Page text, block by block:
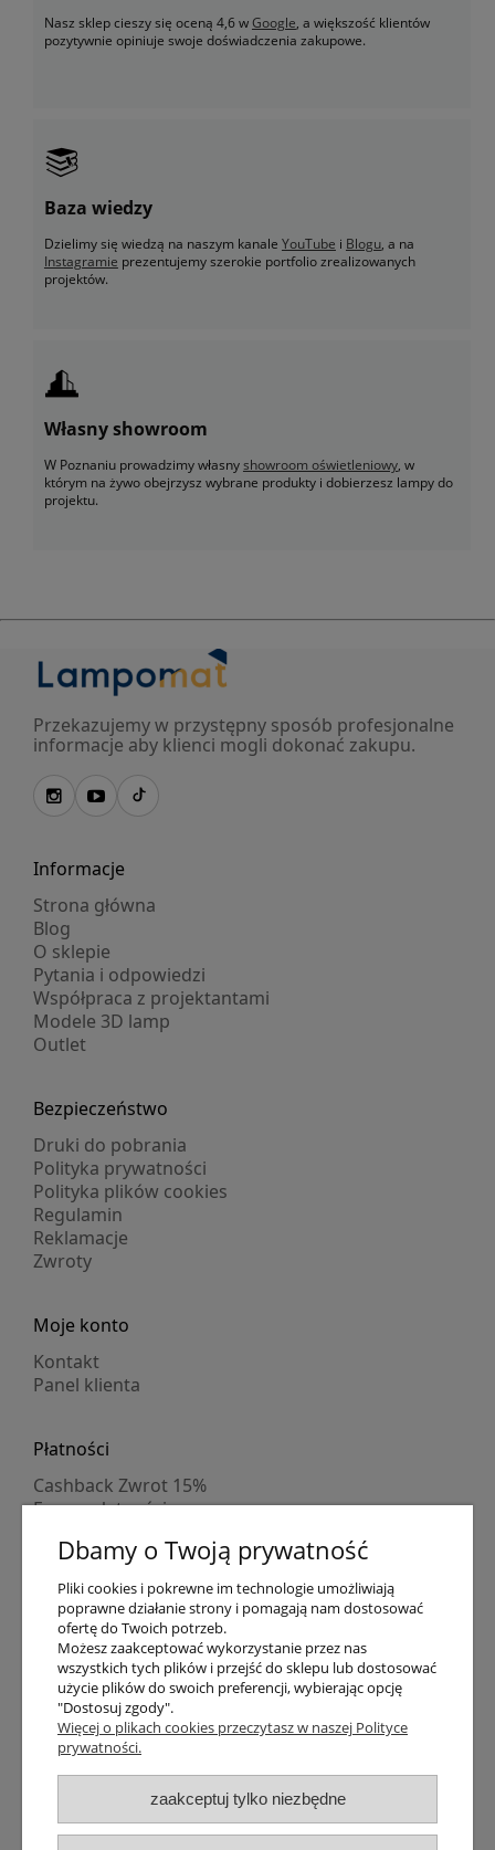
Nasz sklep cieszy się oceną 4,6 wGoogle, a większość klientów
pozytywnie opiniuje swoje doświadczenia zakupowe.
Baza wiedzy
Dzielimy się wiedzą na naszym kanale YouTube i Blogu, a na
Instagramie prezentujemy szerokie portfolio zrealizowanych
projektów.
Własny showroom
W Poznaniu prowadzimy własnyshowroom oświetleniowy, w
którym na żywo obejrzysz wybrane produkty i dobierzesz lampy do
projektu.
Przekazujemy w przystępny sposób profesjonalne
informacje aby klienci mogli dokonać zakupu.
Informacje
Strona główna
Blog
O sklepie
Pytania i odpowiedzi
Współpraca z projektantami
Modele 3D lamp
Outlet
Bezpieczeństwo
Druki do pobrania
Polityka prywatności
Polityka plików cookies
Regulamin
Reklamacje
Zwroty
Moje konto
Kontakt
Panel klienta
Płatności
Cashback Zwrot 15%
Formy płatności
Numer konta
PayPo kupujesz, nie płacisz
Progi rabatowe
Promocje
Dostawa
Czas wysyłki
Dostawa
Śledzenie przesyłki GLS
Śledzenie przesyłki DPD
Shipping abroad
Dbamy o Twoją prywatność
Pliki cookies i pokrewne im technologie umożliwiają
poprawne działanie strony i pomagają nam dostosować
ofertę do Twoich potrzeb.
Możesz zaakceptować wykorzystanie przez nas
wszystkich tych plików i przejść do sklepu lub dostosować
użycie plików do swoich preferencji, wybierając opcję
"Dostosuj zgody".
Więcej o plikach cookies przeczytasz w naszej Polityce
prywatności.
zaakceptuj tylko niezbędne